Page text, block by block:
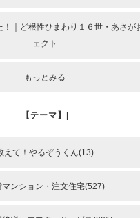
｜ど根性ひまわり１６世・あさが
ェクト
もっとみる
【テーマ】|
えて！やるぞうくん(13)
マンション・注文住宅(527)